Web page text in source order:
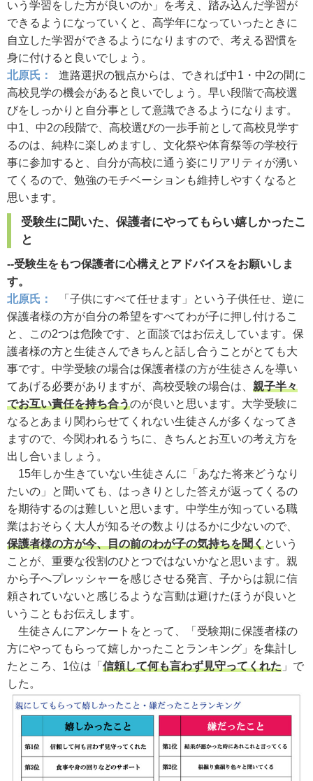
いう学習をした方が良いのか」を考え、踏み込んだ学習が
できるようになっていくと、高学年になっていったときに
自立した学習ができるようになりますので、考える習慣を
身に付けると良いでしょう。
北原氏：
進路選択の観点からは、できれば中1・中2の間に
高校見学の機会があると良いでしょう。早い段階で高校選
びをしっかりと自分事として意識できるようになります。
中1、中2の段階で、高校選びの一歩手前として高校見学す
るのは、純粋に楽しめますし、文化祭や体育祭等の学校行
事に参加すると、自分が高校に通う姿にリアリティが湧い
てくるので、勉強のモチベーションも維持しやすくなると
思います。
受験生に聞いた、保護者にやってもらい嬉しかったこ
と
--受験生をもつ保護者に心構えとアドバイスをお願いしま
す。
北原氏：
「子供にすべて任せます」という子供任せ、逆に
保護者様の方が自分の希望をすべてわが子に押し付けるこ
と、この2つは危険です、と面談ではお伝えしています。保
護者様の方と生徒さんできちんと話し合うことがとても大
事です。中学受験の場合は保護者様の方が生徒さんを導い
てあげる必要がありますが、高校受験の場合は、 親子半々
でお互い責任を持ち合うのが良いと思います。大学受験に
なるとあまり関わらせてくれない生徒さんが多くなってき
ますので、今関われるうちに、きちんとお互いの考え方を
出し合いましょう。
15年しか生きていない生徒さんに「あなた将来どうなり
たいの」と聞いても、はっきりとした答えが返ってくるの
を期待するのは難しいと思います。中学生が知っている職
業はおそらく大人が知るその数よりはるかに少ないので、
保護者様の方が今、目の前のわが子の気持ちを聞くという
ことが、重要な役割のひとつではないかなと思います。親
から子へプレッシャーを感じさせる発言、子からは親に信
頼されていないと感じるような言動は避けたほうが良いと
いうこともお伝えします。
生徒さんにアンケートをとって、「受験期に保護者様の
方にやってもらって嬉しかったことランキング」を集計し
たところ、1位は「 信頼して何も言わず見守ってくれた 」で
した。